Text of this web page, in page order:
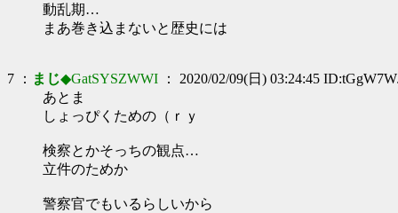
動乱期…
まあ巻き込まないと歴史には
7 ： まじ◆GatSYSZWWI ： 2020/02/09(日) 03:24:45
あとま
しょっぴくための（ｒｙ
検察とかそっちの観点…
立件のためか
警察官でもいるらしいから